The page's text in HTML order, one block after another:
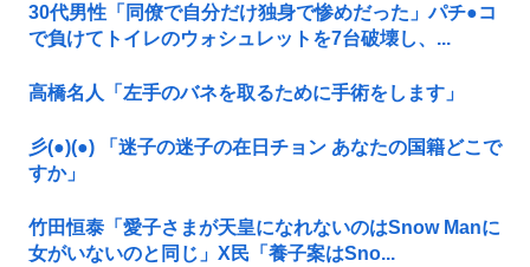
30代男性「同僚で自分だけ独身で惨めだった」パチ●コ
で負けてトイレのウォシュレットを7台破壊し、...
高橋名人「左手のバネを取るために手術をします」
彡(●)(●) 「迷子の迷子の在日チョン あなたの国籍どこで
すか」
竹田恒泰「愛子さまが天皇になれないのはSnow Manに
女がいないのと同じ」X民「養子案はSno...